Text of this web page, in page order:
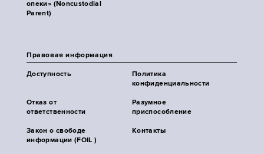
опеки» (Noncustodial
Parent)
Правовая информация
Доступность
Политика
конфиденциальности
Отказ от
ответственности
Разумное
приспособление
Закон о свободе
информации (FOIL )
Контакты